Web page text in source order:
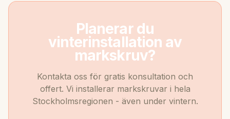
Planerar du
vinterinstallation av
markskruv?
Kontakta oss för gratis konsultation och
offert. Vi installerar markskruvar i hela
Stockholmsregionen - även under vintern.